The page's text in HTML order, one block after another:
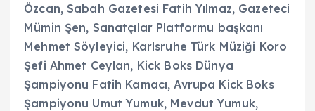
Özcan, Sabah Gazetesi Fatih Yılmaz, Gazeteci
Mümin Şen, Sanatçılar Platformu başkanı
Mehmet Söyleyici, Karlsruhe Türk Müziği Koro
Şefi Ahmet Ceylan, Kick Boks Dünya
Şampiyonu Fatih Kamacı, Avrupa Kick Boks
Şampiyonu Umut Yumuk, Mevdut Yumuk,